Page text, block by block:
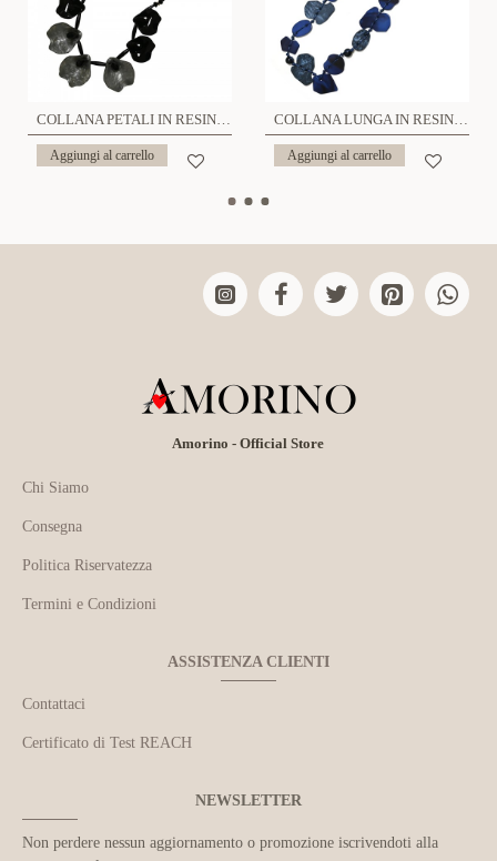
COLLANA PETALI IN RESINA - FT24144A296
Aggiungi al carrello
COLLANA LUNGA IN RESINA - FT24176A300
Aggiungi al carrello
Amorino - Official Store
Chi Siamo
Consegna
Politica Riservatezza
Termini e Condizioni
ASSISTENZA CLIENTI
Contattaci
Certificato di Test REACH
NEWSLETTER
Non perdere nessun aggiornamento o promozione iscrivendoti alla